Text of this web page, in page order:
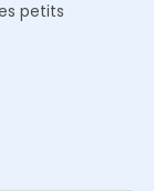
petits